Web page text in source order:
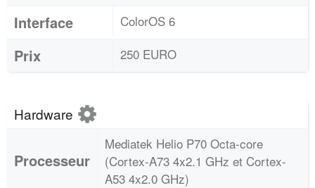
Interface ColorOS 6
Prix 250 EURO
Hardware
Processeur
Mediatek Helio P70 Octa-core
(Cortex-A73 4x2.1 GHz et Cortex-
A53 4x2.0 GHz)